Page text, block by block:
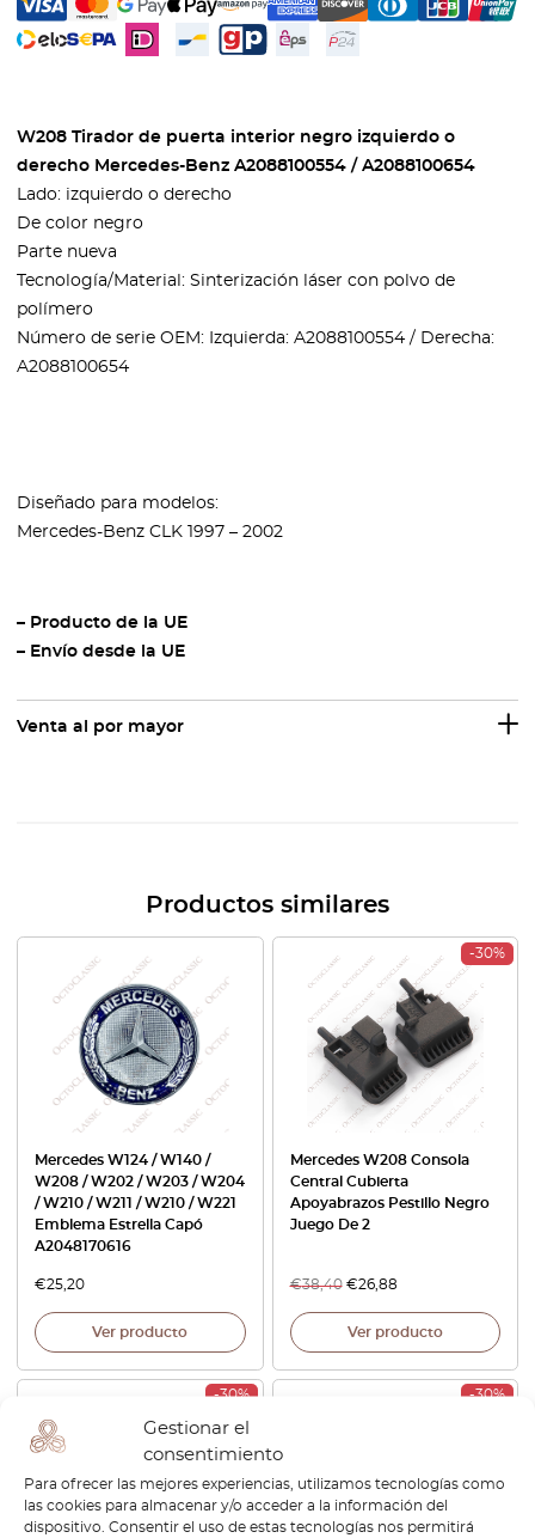
Gestionar el
consentimiento
Para ofrecer las mejores experiencias, utilizamos tecnologías como
las cookies para almacenar y/o acceder a la información del
dispositivo. Consentir el uso de estas tecnologías nos permitirá
W208 Tirador de puerta interior negro izquierdo o
derecho Mercedes-Benz A2088100554 / A2088100654
Lado: izquierdo o derecho
De color negro
Parte nueva
Tecnología/Material: Sinterización láser con polvo de
polímero
Número de serie OEM: Izquierda: A2088100554 / Derecha:
A2088100654
Diseñado para modelos:
Mercedes-Benz CLK 1997 – 2002
– Producto de la UE
– Envío desde la UE
Venta al por mayor
Productos similares
Mercedes W124 / W140 /
W208 / W202 / W203 / W204
/ W210 / W211 / W210 / W221
Emblema Estrella Capó
A2048170616
€25,20
Ver producto
-30%
Mercedes W208 Consola
Central Cubierta
Apoyabrazos Pestillo Negro
Juego De 2
€38,40 €26,88
Ver producto
-30% -30%